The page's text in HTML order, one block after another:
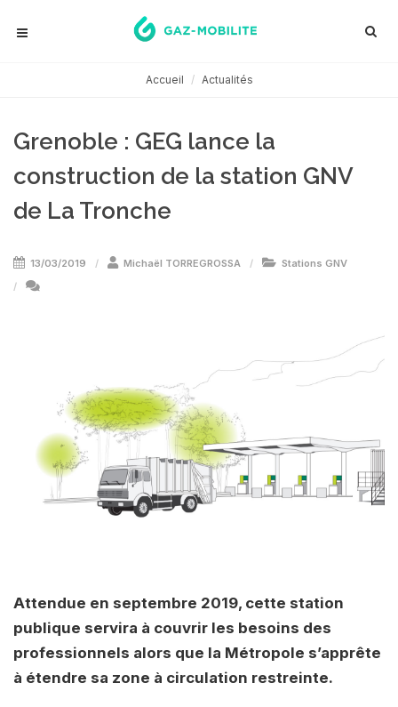
Accueil Actualités
Grenoble : GEG lance la
construction de la station GNV
de La Tronche
13/03/2019 Michaël TORREGROSSA Stations GNV
Attendue en septembre 2019, cette station
publique servira à couvrir les besoins des
professionnels alors que la Métropole s’apprête
à étendre sa zone à circulation restreinte.